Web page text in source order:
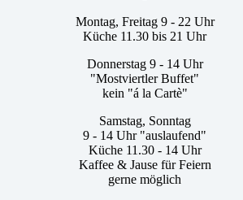
Montag, Freitag 9 - 22 Uhr
Küche 11.30 bis 21 Uhr
Donnerstag 9 - 14 Uhr
"Mostviertler Buffet"
kein "á la Cartè"
Samstag, Sonntag
9 - 14 Uhr "auslaufend"
Küche 11.30 - 14 Uhr
Kaffee & Jause für Feiern
gerne möglich